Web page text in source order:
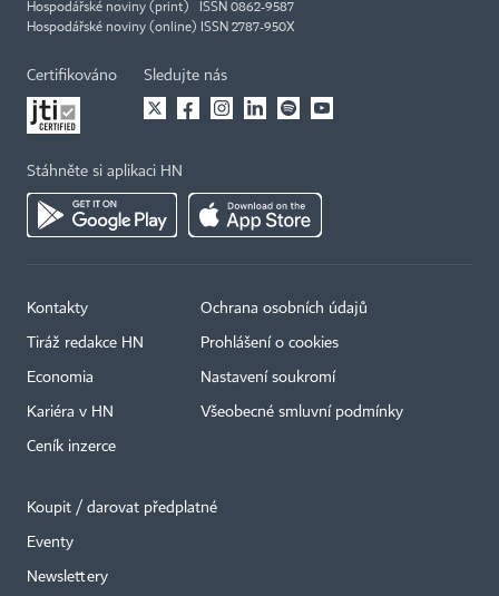
Hospodářské noviny (print) ISSN 0862-9587
Hospodářské noviny (online) ISSN 2787-950X
Certifikováno Sledujte nás
Stáhněte si aplikaci HN
Kontakty
Tiráž redakce HN
Economia
Kariéra v HN
Ceník inzerce
Ochrana osobních údajů
Prohlášení o cookies
Nastavení soukromí
Všeobecné smluvní podmínky
Koupit / darovat předplatné
Eventy
Newslettery